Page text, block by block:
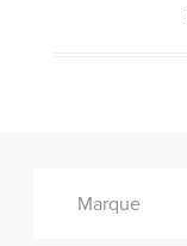
Marque